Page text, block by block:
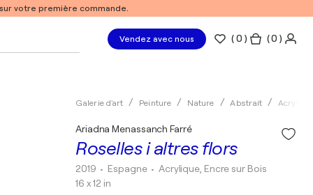
votre première commande.
Vendez avec nous (0 ) ( 0 )
Galerie d'art Peinture Nature Abstrait
Roselles i altres flors
Ariadna Menassanch Farré
2019 • Espagne • Acrylique, Encre sur Bois
16 x 12 in